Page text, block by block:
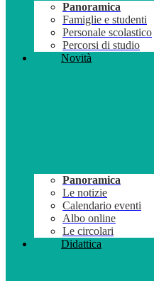
Panoramica
Famiglie e studenti
Personale scolastico
Percorsi di studio
Novità
Panoramica
Le notizie
Calendario eventi
Albo online
Le circolari
Didattica